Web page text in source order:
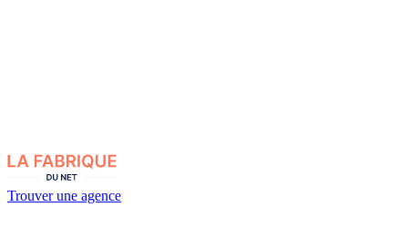
Trouver une agence